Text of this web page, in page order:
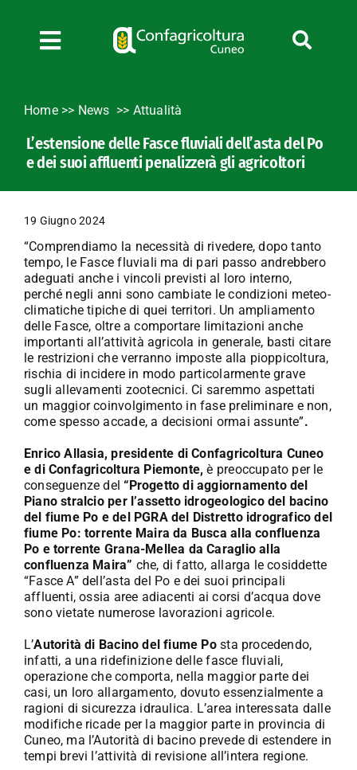
contenuto
Toggle
News
L’Agricoltore cuneese
Fotogallery
Lavora con noi
Contatti
Home>> News Attualità
L’estensione delle Fasce fluviali dell’asta del Po
e dei suoi affluenti penalizzerà gli agricoltori
19 Giugno 2024
“Comprendiamo la necessità di rivedere, dopo tanto
tempo, le Fasce fluviali ma di pari passo andrebbero
adeguati anche i vincoli previsti al loro interno,
perché negli anni sono cambiate le condizioni meteo-
climatiche tipiche di quei territori. Un ampliamento
delle Fasce, oltre a comportare limitazioni anche
importanti all’attività agricola in generale, basti citare
le restrizioni che verranno imposte alla pioppicoltura,
rischia di incidere in modo particolarmente grave
sugli allevamenti zootecnici. Ci saremmo aspettati
un maggior coinvolgimento in fase preliminare e non,
come spesso accade, a decisioni ormai assunte”.
Enrico Allasia, presidente di Confagricoltura Cuneo
e di Confagricoltura Piemonte, è preoccupato per le
conseguenze del “Progetto di aggiornamento del
Piano stralcio per l’assetto idrogeologico del bacino
del fiume Po e del PGRA del Distretto idrografico del
fiume Po: torrente Maira da Busca alla confluenza
Po e torrente Grana-Mellea da Caraglio alla
confluenza Maira” che, di fatto, allarga le cosiddette
“Fasce A” dell’asta del Po e dei suoi principali
affluenti, ossia aree adiacenti ai corsi d’acqua dove
sono vietate numerose lavorazioni agricole.
L’Autorità di Bacino del fiume Posta procedendo,
infatti, a una ridefinizione delle fasce fluviali,
operazione che comporta, nella maggior parte dei
casi, un loro allargamento, dovuto essenzialmente a
ragioni di sicurezza idraulica. L’area interessata dalle
modifiche ricade per la maggior parte in provincia di
Cuneo, ma l’Autorità di bacino prevede di estendere in
tempi brevi l’attività di revisione all’intera regione.